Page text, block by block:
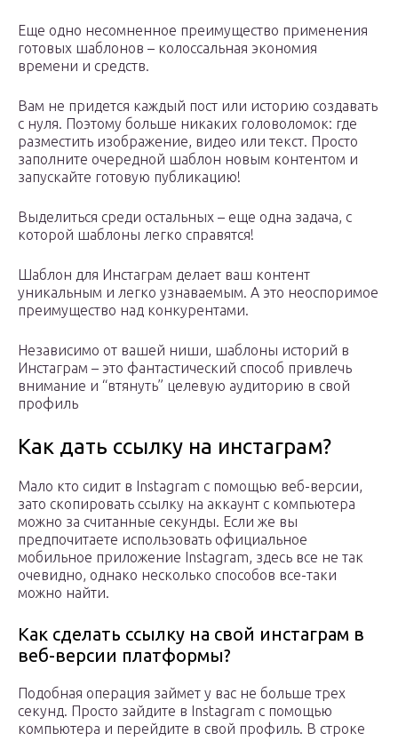
Еще одно несомненное преимущество применения
готовых шаблонов – колоссальная экономия
времени и средств.
Вам не придется каждый пост или историю создавать
с нуля. Поэтому больше никаких головоломок: где
разместить изображение, видео или текст. Просто
заполните очередной шаблон новым контентом и
запускайте готовую публикацию!
Выделиться среди остальных – еще одна задача, с
которой шаблоны легко справятся!
Шаблон для Инстаграм делает ваш контент
уникальным и легко узнаваемым. А это неоспоримое
преимущество над конкурентами.
Независимо от вашей ниши, шаблоны историй в
Инстаграм – это фантастический способ привлечь
внимание и “втянуть” целевую аудиторию в свой
профиль
Как дать ссылку на инстаграм?
Мало кто сидит в Instagram с помощью веб-версии,
зато скопировать ссылку на аккаунт с компьютера
можно за считанные секунды. Если же вы
предпочитаете использовать официальное
мобильное приложение Instagram, здесь все не так
очевидно, однако несколько способов все-таки
можно найти.
Как сделать ссылку на свой инстаграм в
веб-версии платформы?
Подобная операция займет у вас не больше трех
секунд. Просто зайдите в Instagram с помощью
компьютера и перейдите в свой профиль. В строке